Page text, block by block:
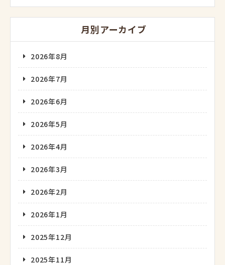
月別アーカイブ
2026年8月
2026年7月
2026年6月
2026年5月
2026年4月
2026年3月
2026年2月
2026年1月
2025年12月
2025年11月